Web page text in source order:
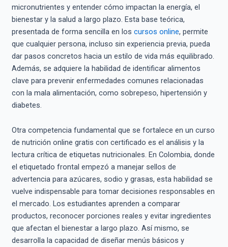
micronutrientes y entender cómo impactan la energía, el
bienestar y la salud a largo plazo. Esta base teórica,
presentada de forma sencilla en los cursos online, permite
que cualquier persona, incluso sin experiencia previa, pueda
dar pasos concretos hacia un estilo de vida más equilibrado.
Además, se adquiere la habilidad de identificar alimentos
clave para prevenir enfermedades comunes relacionadas
con la mala alimentación, como sobrepeso, hipertensión y
diabetes.
Otra competencia fundamental que se fortalece en un curso
de nutrición online gratis con certificado es el análisis y la
lectura crítica de etiquetas nutricionales. En Colombia, donde
el etiquetado frontal empezó a manejar sellos de
advertencia para azúcares, sodio y grasas, esta habilidad se
vuelve indispensable para tomar decisiones responsables en
el mercado. Los estudiantes aprenden a comparar
productos, reconocer porciones reales y evitar ingredientes
que afectan el bienestar a largo plazo. Así mismo, se
desarrolla la capacidad de diseñar menús básicos y